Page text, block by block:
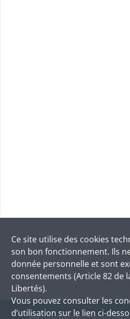
Ce site utilise des cookies
son bon fonctionnement. Ils
donnée personnelle et sont
consentements (Article 82 de
Libertés).
Vous pouvez consulter les
d’utilisation sur le lien ci-